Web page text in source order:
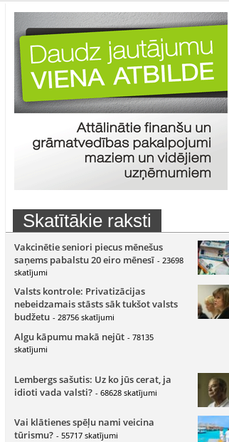
Skatītākie raksti
Vakcinētie seniori piecus mēnešus
saņems pabalstu 20 eiro mēnesī - 23698
skatījumi
Valsts kontrole: Privatizācijas
nebeidzamais stāsts sāk tukšot valsts
budžetu - 28756 skatījumi
Algu kāpumu makā nejūt - 78135
skatījumi
Lembergs sašutis: Uz ko jūs cerat, ja
idioti vada valsti? - 68628 skatījumi
Vai klātienes spēļu nami veicina
tūrismu? - 55717 skatījumi